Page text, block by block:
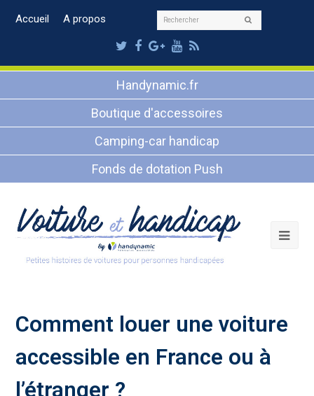
Accueil A propos Rechercher
Twitter
Facebook
Google
Plus
Youtube
RSS
Handynamic.fr
Boutique d'accessoires
Camping-car handicap
Fonds de dotation Push
Comment louer une voiture
accessible en France ou à
l’étranger ?